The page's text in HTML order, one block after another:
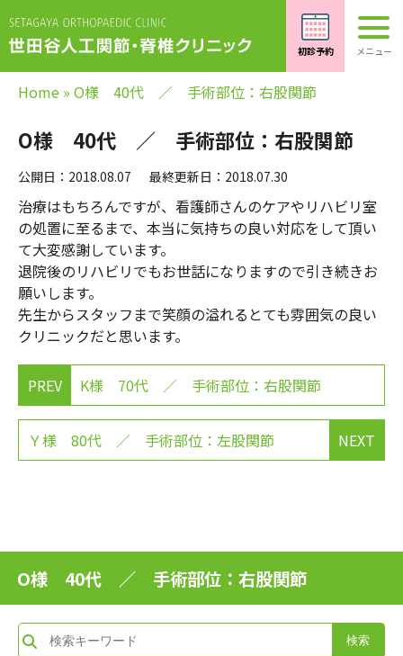
Home » O様 40代 ／ 手術部位：右股関節
O様 40代 ／ 手術部位：右股関節
公開日：2018.08.07 最終更新日：2018.07.30
治療はもちろんですが、看護師さんのケアやリハビリ室
の処置に至るまで、本当に気持ちの良い対応をして頂い
て大変感謝しています。
退院後のリハビリでもお世話になりますので引き続きお
願いします。
先生からスタッフまで笑顔の溢れるとても雰囲気の良い
クリニックだと思います。
PREV K様 70代 ／ 手術部位：右股関節
NEXT
Ｙ様 80代 ／ 手術部位：左股関節
O様 40代 ／ 手術部位：右股関節